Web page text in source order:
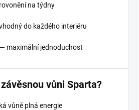
na týdny
do každého interiéru
maximální jednoduchost
vůni Sparta?
vůně plná energie